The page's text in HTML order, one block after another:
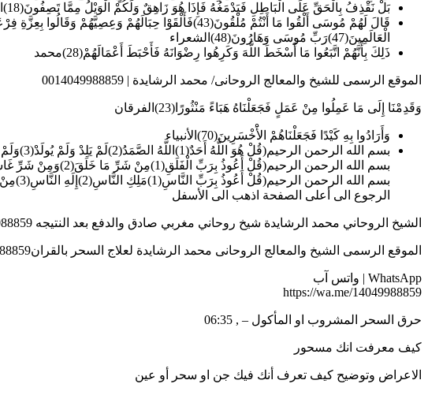
بَلْ نَقْذِفُ بِالْحَقِّ عَلَى الْبَاطِلِ فَيَدْمَغُهُ فَإِذَا هُوَ زَاهِقٌ وَلَكُمْ الْوَيْلُ مِمَّا تَصِفُونَ(18)الأنبياء
الْعَالَمِينَ(47)رَبِّ مُوسَى وَهَارُونَ(48)الشعراء
ذَلِكَ بِأَنَّهُمْ اتَّبَعُوا مَا أَسْخَطَ اللَّهَ وَكَرِهُوا رِضْوَانَهُ فَأَحْبَطَ أَعْمَالَهُمْ(28)محمد
الموقع الرسمى للشيخ والمعالج الروحانى/ محمد الرشايدة | 0014049988859
وَقَدِمْنَا إِلَى مَا عَمِلُوا مِنْ عَمَلٍ فَجَعَلْنَاهُ هَبَاءً مَنْثُورًا(23)الفرقان
وَأَرَادُوا بِهِ كَيْدًا فَجَعَلْنَاهُمْ الأَْخْسَرِينَ(70)الأنبياء
بسم الله الرحمن الرحيم(قُلْ هُوَ اللَّهُ أَحَدٌ(1)اللَّهُ الصَّمَدُ(2)لَمْ يَلِدْ وَلَمْ يُولَدْ(3)وَلَمْ يَكُنْ لَهُ كُفُوًا أَحَدٌ(4) الإخلاص
بسم الله الرحمن الرحيم(قُلْ أَعُوذُ بِرَبِّ الْفَلَقِ(1)مِنْ شَرِّ مَا خَلَقَ(2)وَمِنْ شَرِّ غَاسِقٍ إِذَا وَقَبَ(3)وَمِنْ شَرِّ النَّفَّاثَاتِ فِي الْعُقَدِ(4)وَمِنْ شَرِّ حَاسِدٍ إِذَا حَسَدَ(5) الفلق
بسم الله الرحمن الرحيم(قُلْ أَعُوذُ بِرَبِّ النَّاسِ(1)مَلِكِ النَّاسِ(2)إِلَهِ النَّاسِ(3)مِنْ شَرِّ الْوَسْوَاسِ الْخَنَّاسِ(4)الَّذِي يُوَسْوِسُ فِي صُدُورِ النَّاسِ(5)مِنْ الْجِنَّةِ وَالنَّاسِ(6)
الرجوع الى أعلى الصفحة اذهب الى الأسفل
الشيخ الروحاني محمد الرشايدة شيخ روحاني مغربي صادق والدفع بعد النتيجه 0014049988859
الموقع الرسمى الشيخ والمعالج الروحانى محمد الرشايدة لعلاج السحر بالقران0014049988859
WhatsApp | واتس آب
https://wa.me/14049988859
حرق السحر المشروب او المأكول – , 06:35
كيف معرفت انك مسحور
الاعراض وتوضيح كيف تعرف أنك فيك جن او سحر أو عين